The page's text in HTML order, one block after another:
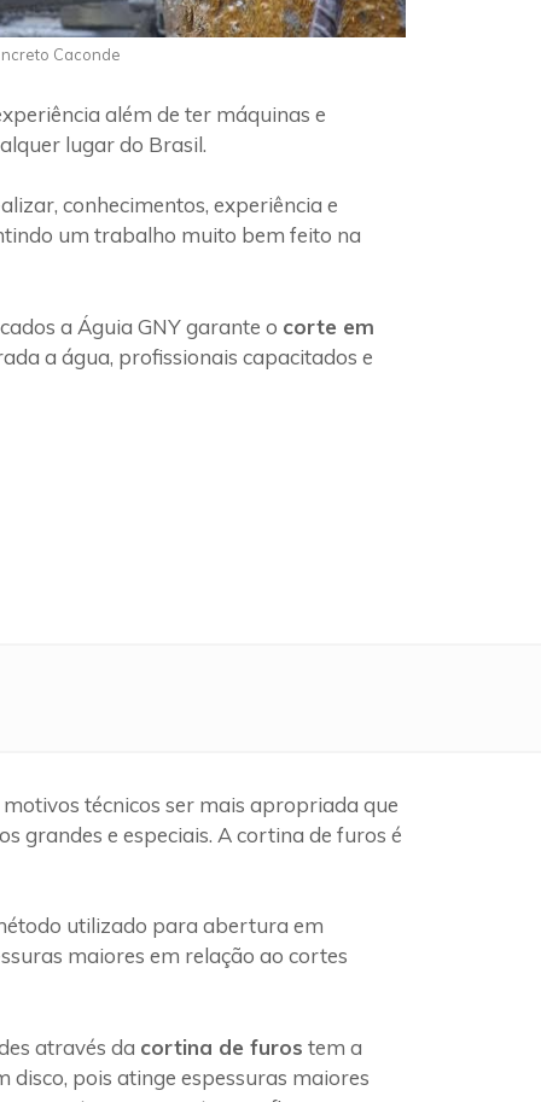
Caconde
além de ter máquinas e
lugar do Brasil.
conhecimentos, experiência e
um trabalho muito bem feito na
a Águia GNY garante o corte em
a água, profissionais capacitados e
técnicos ser mais apropriada que
grandes e especiais. A cortina de furos é
utilizado para abertura em
maiores em relação ao cortes
através da cortina de furos tem a
pois atinge espessuras maiores